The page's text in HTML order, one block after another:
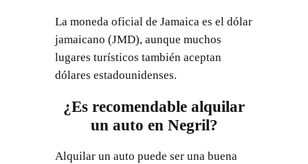
La moneda oficial de Jamaica es el dólar
jamaicano (JMD), aunque muchos
lugares turísticos también aceptan
dólares estadounidenses.
¿Es recomendable alquilar
un auto en Negril?
Alquilar un auto puede ser una buena